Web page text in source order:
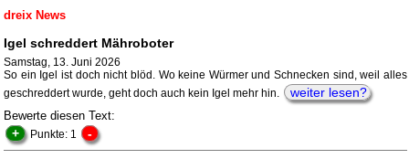
dreix News
Igel schreddert Mähroboter
Samstag, 13. Juni 2026
So ein Igel ist doch nicht blöd. Wo keine Würmer und Schnecken sind, weil alles
geschreddert wurde, geht doch auch kein Igel mehr hin.
weiter lesen?
Bewerte diesen Text:
+ Punkte: 1 -